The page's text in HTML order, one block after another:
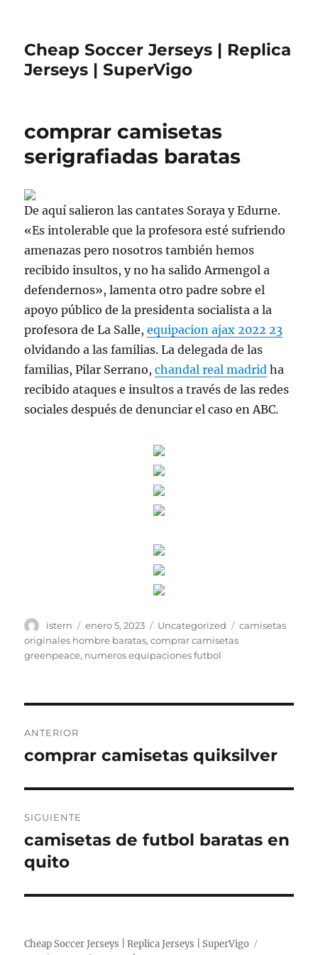
Cheap Soccer Jerseys | Replica
Jerseys | SuperVigo
comprar camisetas
serigrafiadas baratas
De aquí salieron las cantates Soraya y Edurne.
«Es intolerable que la profesora esté sufriendo
amenazas pero nosotros también hemos
recibido insultos, y no ha salido Armengol a
defendernos», lamenta otro padre sobre el
apoyo público de la presidenta socialista a la
profesora de La Salle,equipacion ajax 2022 23
olvidando a las familias. La delegada de las
familias, Pilar Serrano,chandal real madrid ha
recibido ataques e insultos a través de las redes
sociales después de denunciar el caso en ABC.
Autor
istern
Publicado
el
enero 5, 2023 Categorías
Uncategorized Etiquetas
camisetas
originales hombre baratas,comprar camisetas
greenpeace, numeros equipaciones futbol
de
ANTERIOR
Entrada
comprar camisetas quiksilver
SIGUIENTE
Entrada
siguiente:
camisetas de futbol baratas en
quito
Cheap Soccer Jerseys | Replica Jerseys | SuperVigo